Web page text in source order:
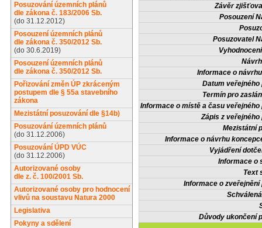
Posuzování územních plánů
dle zákona č. 183/2006 Sb.
(do 31.12.2012)
Posouzení územních plánů
dle zákona č. 350/2012 Sb.
(do 30.6.2019)
Posouzení územních plánů
dle zákona č. 350/2012 Sb.
Pořizování změn ÚP zkráceným
postupem dle § 55a stavebního
zákona
Mezistátní posuzování dle §14b)
Posuzování územních plánů
(do 31.12.2006)
Posuzování ÚPD VÚC
(do 31.12.2006)
Autorizované osoby
dle z. č. 100/2001 Sb.
Autorizované osoby pro hodnocení
vlivů na soustavu Natura 2000
Legislativa
Pokyny a sdělení
Závěr
Posouzení
Posuzovatel
Informace o
Datum veřejného
Termín pro
Informace o místě a času veřejného
Zápis z veřejného
Mezistátní
Informace o návrhu
Vyjádření
Informace o
Text
Informace o zveřejnění
Důvody ukončení